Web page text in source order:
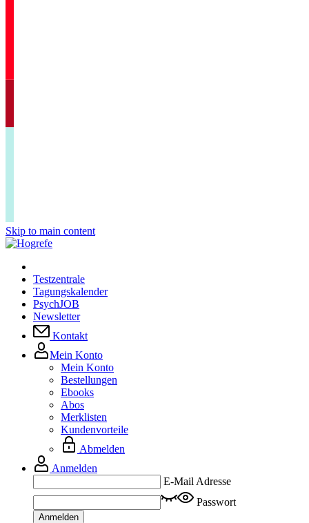
Skip to main content
Testzentrale
Tagungskalender
PsychJOB
Newsletter
Kontakt
Mein Konto
Mein Konto
Bestellungen
Ebooks
Abos
Merklisten
Kundenvorteile
Abmelden
Anmelden
E-Mail Adresse
Passwort
Anmelden